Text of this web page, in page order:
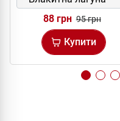
88 грн 95 грн
Купити